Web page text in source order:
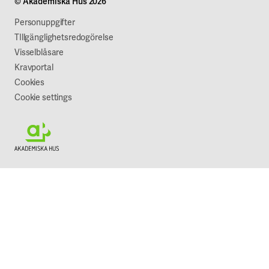
Jobba hos oss
Vår syn på hållbarhet
Personuppgifter
TIllgänglighetsredogörelse
Visselblåsare
Kravportal
Cookies
Cookie settings